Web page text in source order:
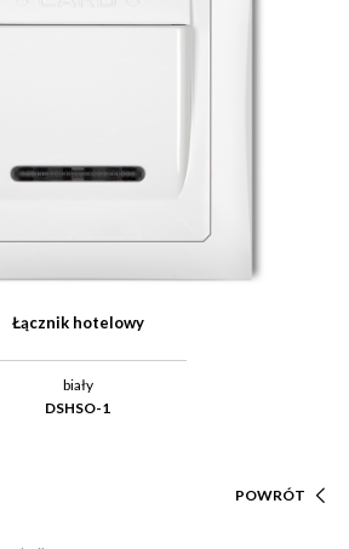
Łącznik hotelowy
biały
DSHSO-1
POWRÓT